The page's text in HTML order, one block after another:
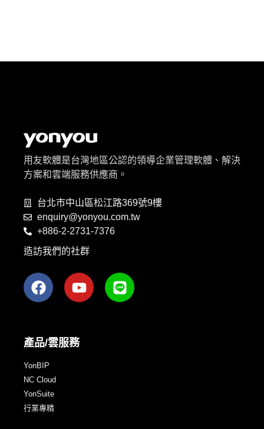
用友軟體是台灣地區公認的領導企業管理軟體、解決
方案和雲端服務供應商。
台北市中山區松江路369號9樓
enquiry@yonyou.com.tw
+886-2-2731-7376
造訪我們的社群
產品/雲服務
YonBIP
NC Cloud
YonSuite
行業專精